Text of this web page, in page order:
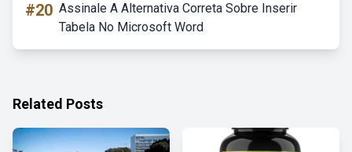
#20 Assinale A Alternativa Correta Sobre Inserir
Tabela No Microsoft Word
Related Posts